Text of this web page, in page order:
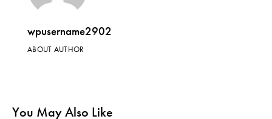
wpusername2902
ABOUT AUTHOR
You May Also Like